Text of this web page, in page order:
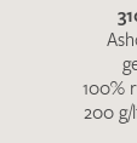
100%
200 g/